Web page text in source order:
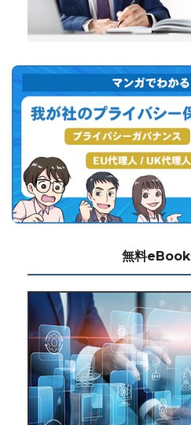
無料eBook